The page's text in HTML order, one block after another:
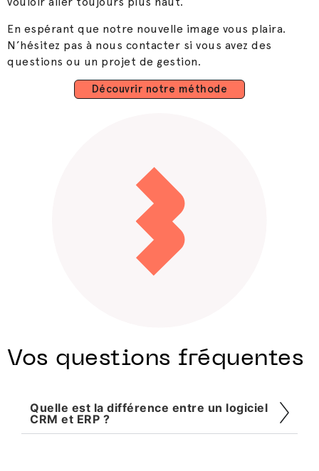
En espérant que notre nouvelle image vous plaira.
N’hésitez pas à nous contacter si vous avez des
questions ou un projet de gestion.
Découvrir notre méthode
Vos questions fréquentes
Quelle est la différence entre un logiciel
CRM et ERP ?